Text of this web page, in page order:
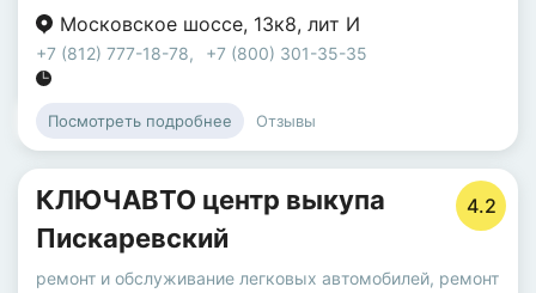
Московское шоссе, 13к8, лит И
+7 (812) 777-18-78, +7 (800) 301-35-35
Посмотреть подробнее Отзывы
КЛЮЧАВТО центр выкупа
Пискаревский
4.2
ремонт и обслуживание легковых автомобилей, ремонт